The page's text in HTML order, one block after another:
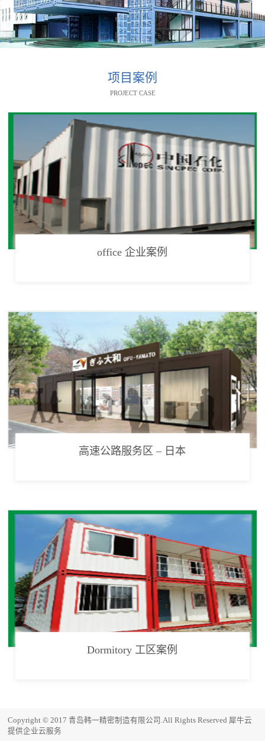
项目案例
PROJECT CASE
office 企业案例
高速公路服务区 – 日本
Dormitory 工区案例
Copyright © 2017 青岛韩一精密制造有限公司.All Rights Reserved 犀牛云
提供企业云服务